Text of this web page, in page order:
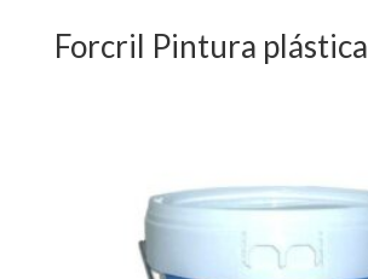
Forcril Pintura plástica